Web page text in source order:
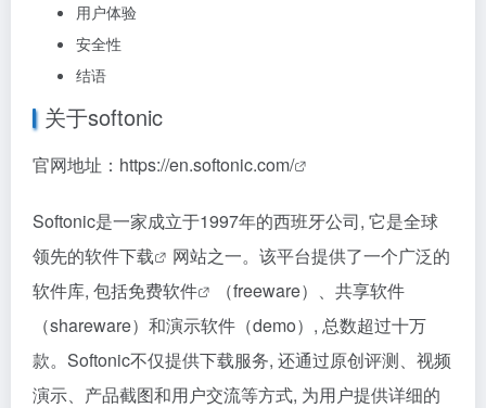
用户体验
安全性
结语
关于softonic
官网地址： https://en.softonic.com/
Softonic是一家成立于1997年的西班牙公司, 它是全球
领先的软件下载
网站之一。该平台提供了一个广泛的
软件库, 包括免费软件
（freeware）、共享软件
（shareware）和演示软件（demo）, 总数超过十万
款。Softonic不仅提供下载服务, 还通过原创评测、视频
演示、产品截图和用户交流等方式, 为用户提供详细的